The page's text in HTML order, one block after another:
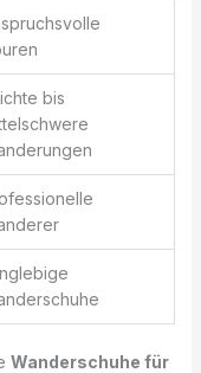
bis
Wanderschuhe für